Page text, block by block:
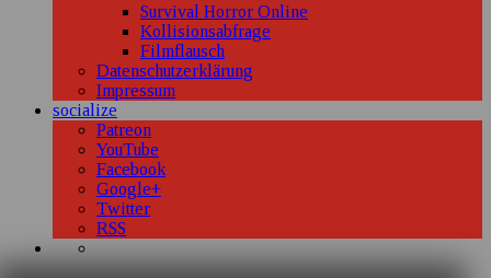
Survival Horror Online
Kollisionsabfrage
Filmflausch
Datenschutzerklärung
Impressum
socialize
Patreon
YouTube
Facebook
Google+
Twitter
RSS